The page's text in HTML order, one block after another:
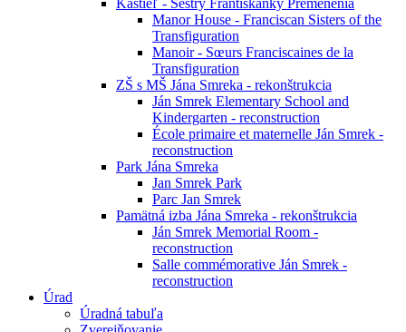
Kaštieľ - Sestry Františkánky Premenenia
Manor House - Franciscan Sisters of the
Transfiguration
Manoir - Sœurs Franciscaines de la
Transfiguration
ZŠ s MŠ Jána Smreka - rekonštrukcia
Ján Smrek Elementary School and
Kindergarten - reconstruction
École primaire et maternelle Ján Smrek -
reconstruction
Park Jána Smreka
Jan Smrek Park
Parc Jan Smrek
Pamätná izba Jána Smreka - rekonštrukcia
Ján Smrek Memorial Room -
reconstruction
Salle commémorative Ján Smrek -
reconstruction
Úrad
Úradná tabuľa